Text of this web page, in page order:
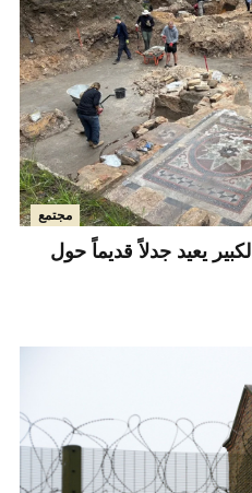
مجتمع
يعيد جدلاً قديماً حول